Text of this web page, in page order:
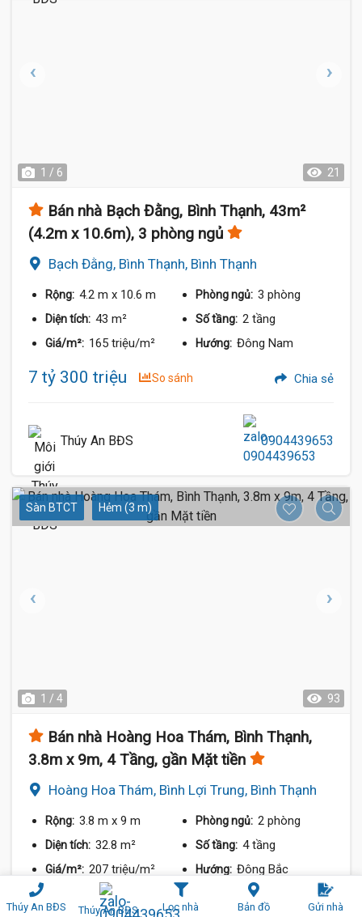
Thúy An BĐS Thúy An BĐS Lọc nhà Bản đồ Gửi nhà
1 / 6 21
Bán nhà Bạch Đằng, Bình Thạnh, 43m²
(4.2m x 10.6m), 3 phòng ngủ
Bạch Đằng, Bình Thạnh, Bình Thạnh
Rộng: 4.2 m x 10.6 m Phòng ngủ: 3 phòng
Diện tích: 43 m² Số tầng: 2 tầng
Giá/m²: 165 triệu/m² Hướng: Đông Nam
7 tỷ 300 triệu So sánh Chia sẻ
Thúy An BĐS 0904439653
Sàn BTCT Hẻm (3 m)
1 / 4 93
Bán nhà Hoàng Hoa Thám, Bình Thạnh,
3.8m x 9m, 4 Tầng, gần Mặt tiền
Hoàng Hoa Thám, Bình Lợi Trung, Bình Thạnh
Rộng: 3.8 m x 9 m Phòng ngủ: 2 phòng
Diện tích: 32.8 m² Số tầng: 4 tầng
Giá/m²: 207 triệu/m² Hướng: Đông Bắc
7 tỷ 300 triệu So sánh Chia sẻ